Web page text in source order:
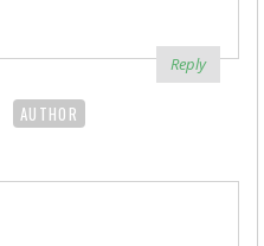
Reply
AUTHOR